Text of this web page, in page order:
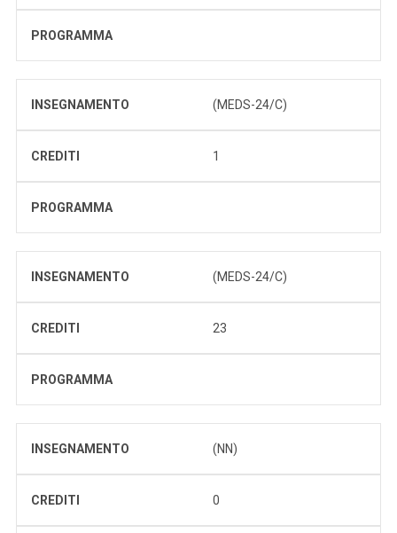
PROGRAMMA
INSEGNAMENTO (MEDS-24/C)
CREDITI 1
PROGRAMMA
INSEGNAMENTO (MEDS-24/C)
CREDITI 23
PROGRAMMA
INSEGNAMENTO (NN)
CREDITI 0